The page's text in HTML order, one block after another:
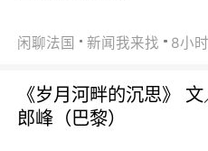
闲聊法国 新闻我来找 8小
《岁月河畔的沉思》 文
郎峰（巴黎）